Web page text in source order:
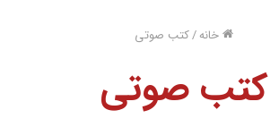
خانه/کتب صوتی
کتب صوتی